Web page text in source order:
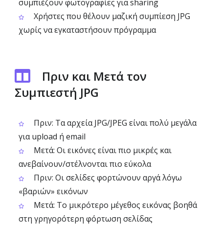
συμπιέζουν φωτογραφίες για sharing
Χρήστες που θέλουν μαζική συμπίεση JPG
χωρίς να εγκαταστήσουν πρόγραμμα
Πριν και Μετά τον
Συμπιεστή JPG
Πριν: Τα αρχεία JPG/JPEG είναι πολύ μεγάλα
για upload ή email
Μετά: Οι εικόνες είναι πιο μικρές και
ανεβαίνουν/στέλνονται πιο εύκολα
Πριν: Οι σελίδες φορτώνουν αργά λόγω
«βαριών» εικόνων
Μετά: Το μικρότερο μέγεθος εικόνας βοηθά
στη γρηγορότερη φόρτωση σελίδας